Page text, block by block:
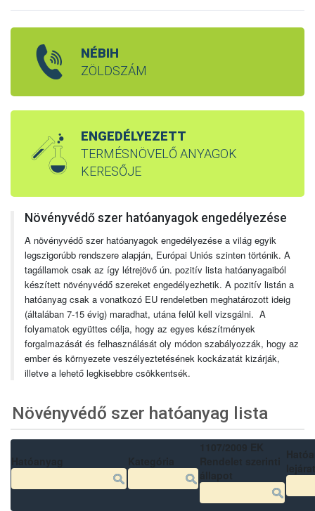
NÉBIH
ZÖLDSZÁM
ENGEDÉLYEZETT
TERMÉSNÖVELŐ ANYAGOK
KERESŐJE
Növényvédő szer hatóanyagok engedélyezése
A növényvédő szer hatóanyagok engedélyezése a világ egyik
legszigorúbb rendszere alapján, Európai Uniós szinten történik. A
tagállamok csak az így létrejövő ún. pozitív lista hatóanyagaiból
készített növényvédő szereket engedélyezhetik. A pozitív listán a
hatóanyag csak a vonatkozó EU rendeletben meghatározott ideig
(általában 7-15 évig) maradhat, utána felül kell vizsgálni. A
folyamatok együttes célja, hogy az egyes készítmények
forgalmazását és felhasználását oly módon szabályozzák, hogy az
ember és környezete veszélyeztetésének kockázatát kizárják,
illetve a lehető legkisebbre csökkentsék.
Növényvédő szer hatóanyag lista